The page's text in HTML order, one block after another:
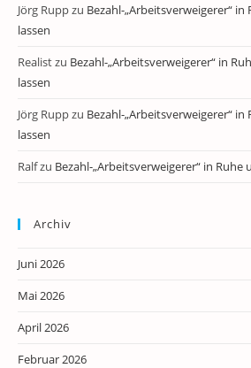
Jörg Ruppzu Bezahl-„Arbeitsverweigerer“
lassen
Realistzu Bezahl-„Arbeitsverweigerer“ in
lassen
Jörg Ruppzu Bezahl-„Arbeitsverweigerer“
lassen
Ralfzu Bezahl-„Arbeitsverweigerer“ in
Archiv
Juni 2026
Mai 2026
April 2026
Februar 2026